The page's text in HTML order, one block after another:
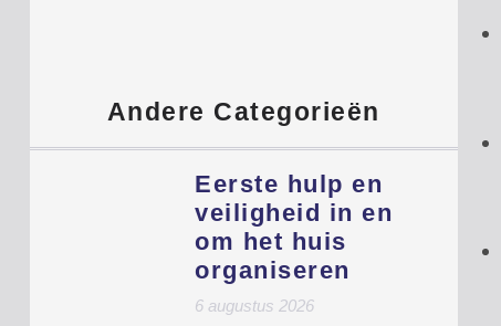
Andere Categorieën
Eerste hulp en
veiligheid in en
om het huis
organiseren
6 augustus 2026